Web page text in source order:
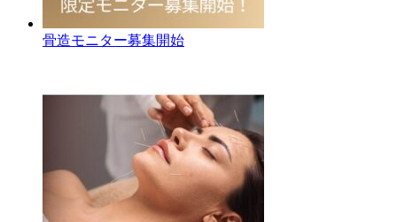
骨造モニター募集開始